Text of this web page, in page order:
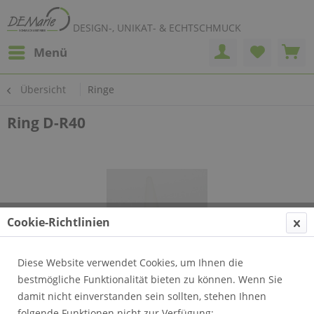
DESIGN-, UNIKAT- & ECHTSCHMUCK
Menü
Übersicht Ringe
Ring D-R40
Cookie-Richtlinien
Diese Website verwendet Cookies, um Ihnen die
bestmögliche Funktionalität bieten zu können. Wenn Sie
damit nicht einverstanden sein sollten, stehen Ihnen